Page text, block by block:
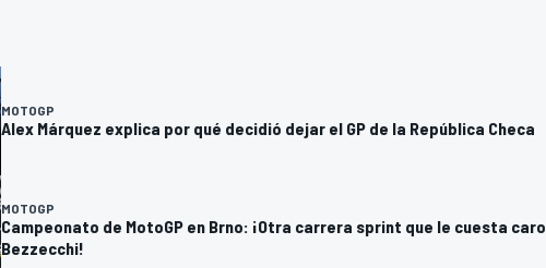
MOTOGP
Alex Márquez explica por qué decidió dejar el GP de la República Checa
MOTOGP
Campeonato de MotoGP en Brno: ¡Otra carrera sprint que le cuesta caro
Bezzecchi!